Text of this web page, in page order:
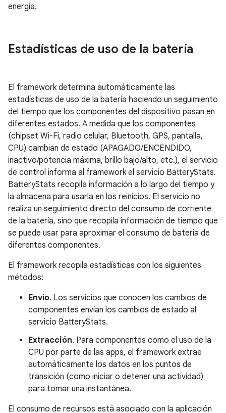
energía.
Estadísticas de uso de la batería
El framework determina automáticamente las
estadísticas de uso de la batería haciendo un seguimiento
del tiempo que los componentes del dispositivo pasan en
diferentes estados. A medida que los componentes
(chipset Wi-Fi, radio celular, Bluetooth, GPS, pantalla,
CPU) cambian de estado (APAGADO/ENCENDIDO,
inactivo/potencia máxima, brillo bajo/alto, etc.), el servicio
de control informa al framework el servicio BatteryStats.
BatteryStats recopila información a lo largo del tiempo y
la almacena para usarla en los reinicios. El servicio no
realiza un seguimiento directo del consumo de corriente
de la batería, sino que recopila información de tiempo que
se puede usar para aproximar el consumo de batería de
diferentes componentes.
El framework recopila estadísticas con los siguientes
métodos:
Envío. Los servicios que conocen los cambios de
componentes envían los cambios de estado al
servicio BatteryStats.
Extracción. Para componentes como el uso de la
CPU por parte de las apps, el framework extrae
automáticamente los datos en los puntos de
transición (como iniciar o detener una actividad)
para tomar una instantánea.
El consumo de recursos está asociado con la aplicación